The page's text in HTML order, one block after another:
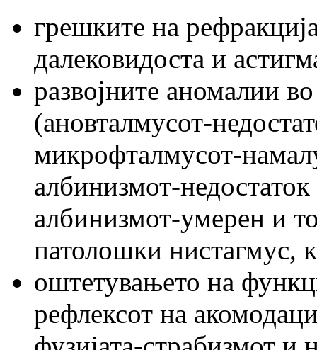
грешките на
далековидоста и
развојните аномалии
(ановталмусот-
микрофталмусот-
албинизмот-
албинизмот-умерен и
патолошки нистагмус,
оштетувањето на
рефлексот на